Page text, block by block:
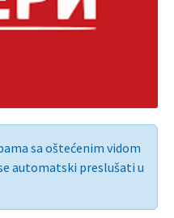
sa oštećenim vidom
automatski preslušati u